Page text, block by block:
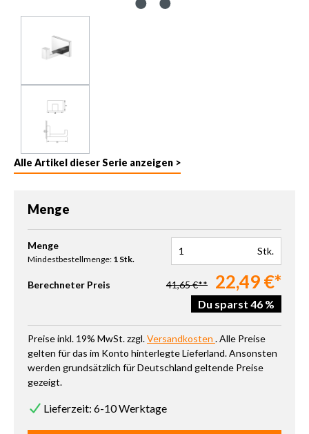
Alle Artikel dieser Serie anzeigen >
Menge
Produkt Anzahl: Gib den gewünschten Wert ein oder benutze
Menge
Mindestbestellmenge: 1 Stk.
Stk.
Berechneter Preis 41,65 €** 22,49 €*
Du sparst 46 %
Preise inkl. 19% MwSt. zzgl.Versandkosten . Alle Preise
gelten für das im Konto hinterlegte Lieferland. Ansonsten
werden grundsätzlich für Deutschland geltende Preise
gezeigt.
Lieferzeit: 6-10 Werktage